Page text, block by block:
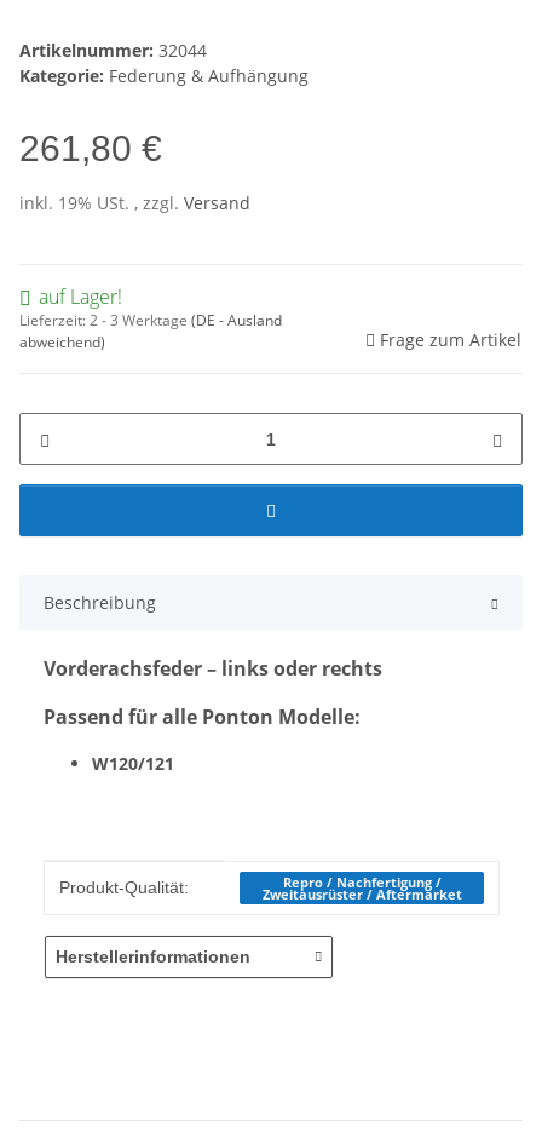
Artikelnummer: 32044
Kategorie: Federung & Aufhängung
261,80 €
inkl. 19% USt. , zzgl. Versand
auf Lager!
Lieferzeit:2 - 3 Werktage (DE - Ausland
abweichend)
Frage zum Artikel
Beschreibung
Vorderachsfeder – links oder rechts
Passend für alle Ponton Modelle:
W120/121
Produkteigenschaft
Wert
Produkt-Qualität: Repro / Nachfertigung /
Zweitausrüster / Aftermarket
Herstellerinformationen